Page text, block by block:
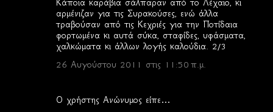
Κάποια καράβια σάλπαραν από το Λέχαιο, κι
αρμένιζαν για τις Συρακούσες, ενώ άλλα
τραβούσαν από τις Κεχριές για την Ποτίδαια
φορτωμένα κι αυτά σύκα, σταφίδες, υφάσματα,
χαλκώματα κι άλλων λογής καλούδια. 2/3
26 Αυγούστου 2011 στις 11:50 π.μ.
Ο χρήστης Ανώνυμος είπε…